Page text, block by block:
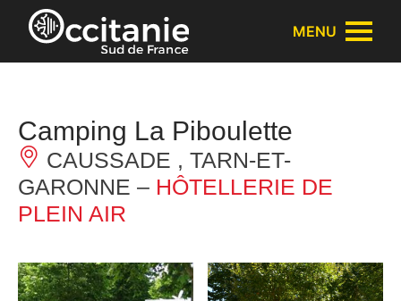
Panneau de gestion des cookies
MENU
Camping La Piboulette
CAUSSADE , TARN-ET-
GARONNE – HÔTELLERIE DE
PLEIN AIR